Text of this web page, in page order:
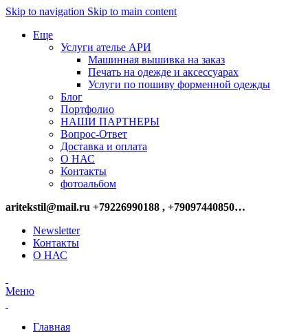
Skip to navigation Skip to main content
Еще
Услуги ателье АРИ
Машинная вышивка на заказ
Печать на одежде и аксессуарах
Услуги по пошиву форменной одежды
Блог
Портфолио
НАШИ ПАРТНЕРЫ
Вопрос-Ответ
Доставка и оплата
О НАС
Контакты
фотоальбом
aritekstil@mail.ru +79226990188 , +79097440850…
Newsletter
Контакты
О НАС
Меню
Главная